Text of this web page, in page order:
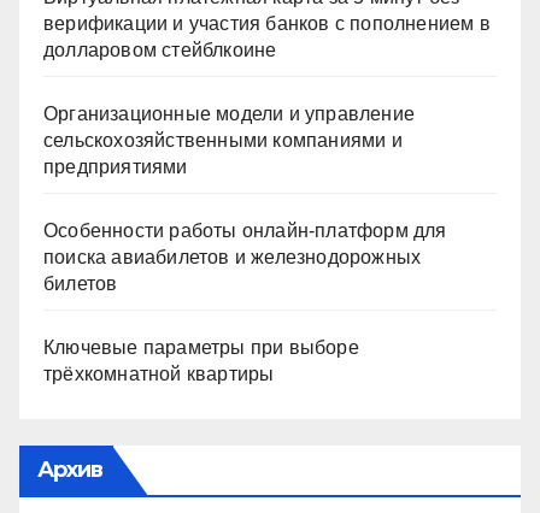
верификации и участия банков с пополнением в
долларовом стейблкоине
Организационные модели и управление
сельскохозяйственными компаниями и
предприятиями
Особенности работы онлайн-платформ для
поиска авиабилетов и железнодорожных
билетов
Ключевые параметры при выборе
трёхкомнатной квартиры
Архив